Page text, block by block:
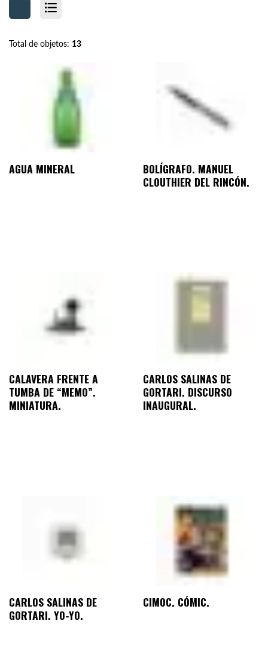
Total de objetos: 13
AGUA MINERAL
BOLÍGRAFO. MANUEL
CLOUTHIER DEL RINCÓN.
CALAVERA FRENTE A
TUMBA DE “MEMO”.
MINIATURA.
CARLOS SALINAS DE
GORTARI. DISCURSO
INAUGURAL.
CARLOS SALINAS DE
GORTARI. YO-YO.
CIMOC. CÓMIC.